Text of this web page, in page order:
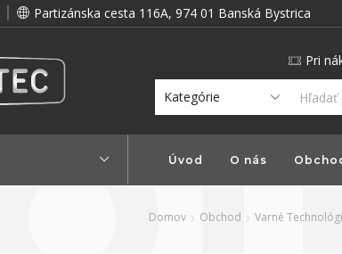
Partizánska cesta 116A, 974 01 Banská Bystrica
zľavy! Pri
Úvod O nás
Domov Obchod Varné